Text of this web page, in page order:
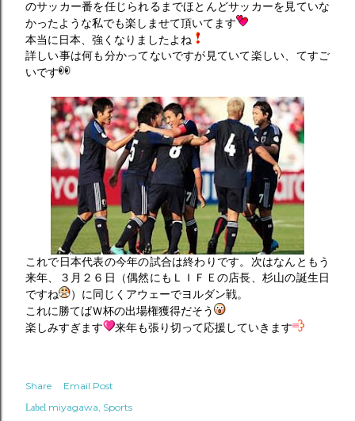
のサッカー番を任じられるまでほとんどサッカーを見ていな
かったような私でも楽しませて頂いてます
本当に日本、強くなりましたよね
詳しい事は何も分かってないですが見ていて楽しい、てすご
いです
これで日本代表の今年の試合は終わりです。次はなんともう
来年、３月２６日（偶然にもＬＩＦＥの店長、杉山の誕生日
ですね
）に同じくアウェーでヨルダン戦。
これに勝てばＷ杯の出場権獲得だそう
楽しみすぎます
来年も張り切って応援していきます
Share Email Post
Label miyagawa Sports